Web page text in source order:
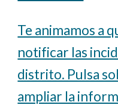
Te animamos a
notificar las
distrito. Pulsa
ampliar la